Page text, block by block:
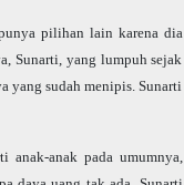
pilihan lain karena dia
Sunarti, yang lumpuh sejak
yang sudah menipis. Sunarti
anak-anak pada umumnya,